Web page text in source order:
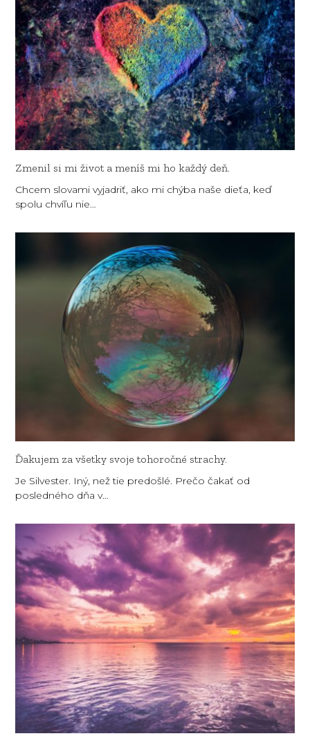
Zmenil si mi život a meníš mi ho každý deň.
Chcem slovami vyjadriť, ako mi chýba naše dieťa, keď
spolu chvíľu nie…
Ďakujem za všetky svoje tohoročné strachy.
Je Silvester. Iný, než tie predošlé. Prečo čakať od
posledného dňa v…